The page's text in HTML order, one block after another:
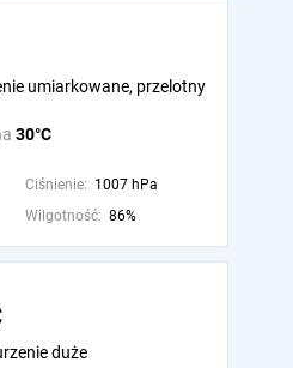
30°C
umiarkowane, przelotny
Ciśnienie: 1007 hPa
Wilgotność: 86%
duże